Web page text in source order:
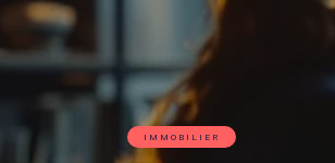
IMMOBILIER